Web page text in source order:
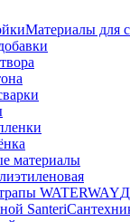
Материалы для
материалы